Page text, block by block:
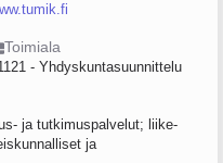
Toimiala
- Yhdyskuntasuunnittelu
ja tutkimuspalvelut; liike-
ja